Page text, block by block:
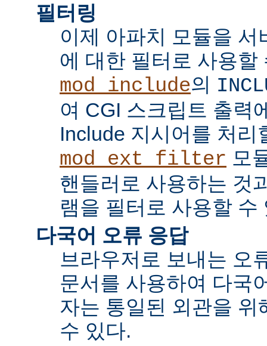
필터링
이제 아파치 모듈을
에 대한 필터로 사용할
mod_include의
여 CGI 스크립트 출력
Include 지시어를 처리
mod_ext_filter 모
핸들러로 사용하는 것
램을 필터로 사용할 수
다국어 오류 응답
브라우저로 보내는 오
문서를 사용하여 다국
자는 통일된 외관을 위
수 있다.